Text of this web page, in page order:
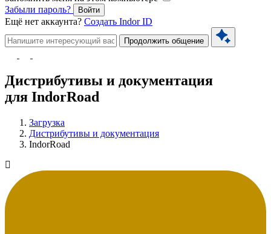
Забыли пароль?
Войти
Ещё нет аккаунта? Создать Indor ID
Продолжить общение
Дистрибутивы и документация
для IndorRoad
Загрузка
Дистрибутивы и документация
IndorRoad